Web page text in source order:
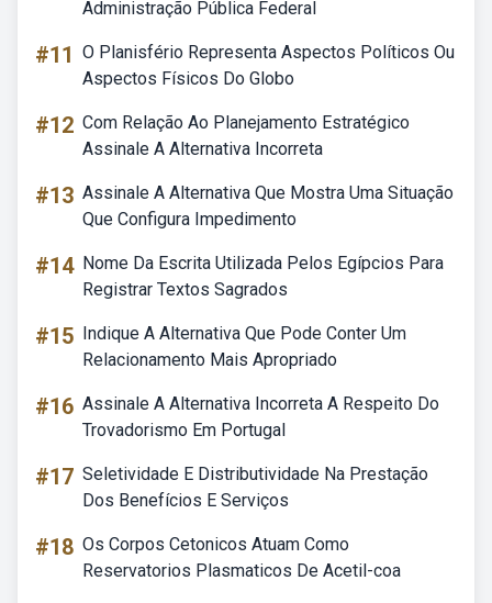
Administração Pública Federal
#11 O Planisfério Representa Aspectos Políticos Ou
Aspectos Físicos Do Globo
#12 Com Relação Ao Planejamento Estratégico
Assinale A Alternativa Incorreta
#13 Assinale A Alternativa Que Mostra Uma Situação
Que Configura Impedimento
#14 Nome Da Escrita Utilizada Pelos Egípcios Para
Registrar Textos Sagrados
#15 Indique A Alternativa Que Pode Conter Um
Relacionamento Mais Apropriado
#16 Assinale A Alternativa Incorreta A Respeito Do
Trovadorismo Em Portugal
#17 Seletividade E Distributividade Na Prestação
Dos Benefícios E Serviços
#18 Os Corpos Cetonicos Atuam Como
Reservatorios Plasmaticos De Acetil-coa